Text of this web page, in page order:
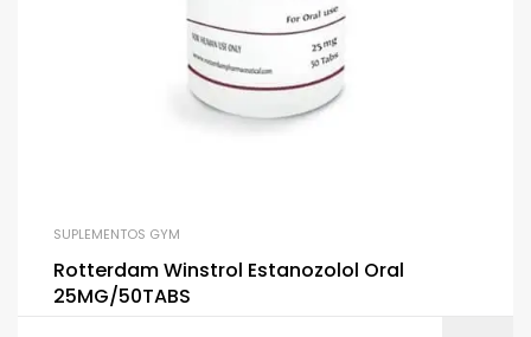
SUPLEMENTOS GYM
Rotterdam Winstrol Estanozolol Oral
25MG/50TABS